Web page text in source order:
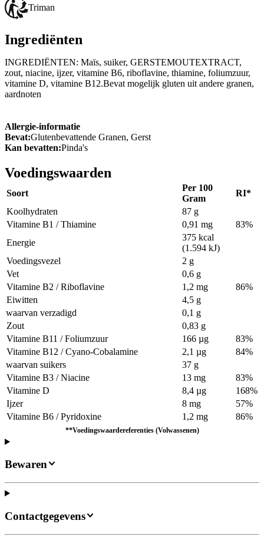
Triman
Ingrediënten
INGREDIËNTEN: Maïs, suiker, GERSTEMOUTEXTRACT,
zout, niacine, ijzer, vitamine B6, riboflavine, thiamine, foliumzuur,
vitamine D, vitamine B12.Bevat mogelijk gluten uit andere granen,
aardnoten
Allergie-informatie
Bevat:Glutenbevattende Granen, Gerst
Kan bevatten:Pinda's
Voedingswaarden
Soort
Per 100
Gram
RI*
Koolhydraten
87 g
Vitamine B1 / Thiamine
0,91 mg
83%
Energie
375 kcal
(1.594 kJ)
Voedingsvezel
2 g
Vet
0,6 g
Vitamine B2 / Riboflavine
1,2 mg
86%
Eiwitten
4,5 g
waarvan verzadigd
0,1 g
Zout
0,83 g
Vitamine B11 / Foliumzuur
166 µg
83%
Vitamine B12 / Cyano-Cobalamine
2,1 µg
84%
waarvan suikers
37 g
Vitamine B3 / Niacine
13 mg
83%
Vitamine D
8,4 µg
168%
Ijzer
8 mg
57%
Vitamine B6 / Pyridoxine
1,2 mg 86%
**Voedingswaardereferenties (Volwassenen)
Bewaren
Contactgegevens